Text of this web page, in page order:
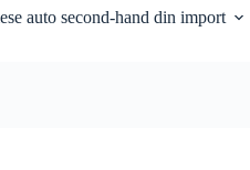
auto second-hand din import